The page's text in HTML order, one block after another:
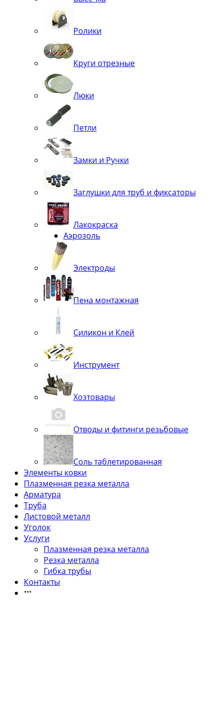
Ролики
Круги отрезные
Люки
Петли
Замки и Ручки
Заглушки для труб и фиксаторы
Лакокраска
Аэрозоль
Электроды
Пена монтажная
Силикон и Клей
Инструмент
Хозтовары
Отводы и фитинги резьбовые
Соль таблетированная
Элементы ковки
Плазменная резка металла
Арматура
Труба
Листовой металл
Уголок
Услуги
Плазменная резка металла
Резка металла
Гибка трубы
Контакты